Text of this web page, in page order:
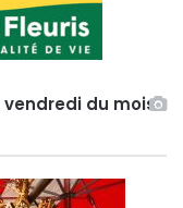
du mois